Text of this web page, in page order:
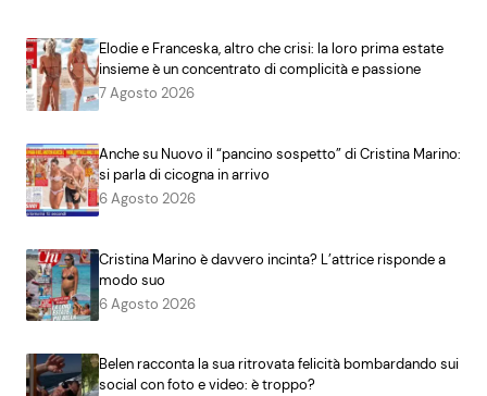
Elodie e Franceska, altro che crisi: la loro prima estate
insieme è un concentrato di complicità e passione
7 Agosto 2026
Anche su Nuovo il “pancino sospetto” di Cristina Marino:
si parla di cicogna in arrivo
6 Agosto 2026
Cristina Marino è davvero incinta? L’attrice risponde a
modo suo
6 Agosto 2026
Belen racconta la sua ritrovata felicità bombardando sui
social con foto e video: è troppo?